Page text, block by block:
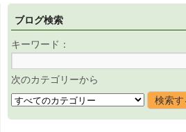
ブログ検索
キーワード：
次のカテゴリーから